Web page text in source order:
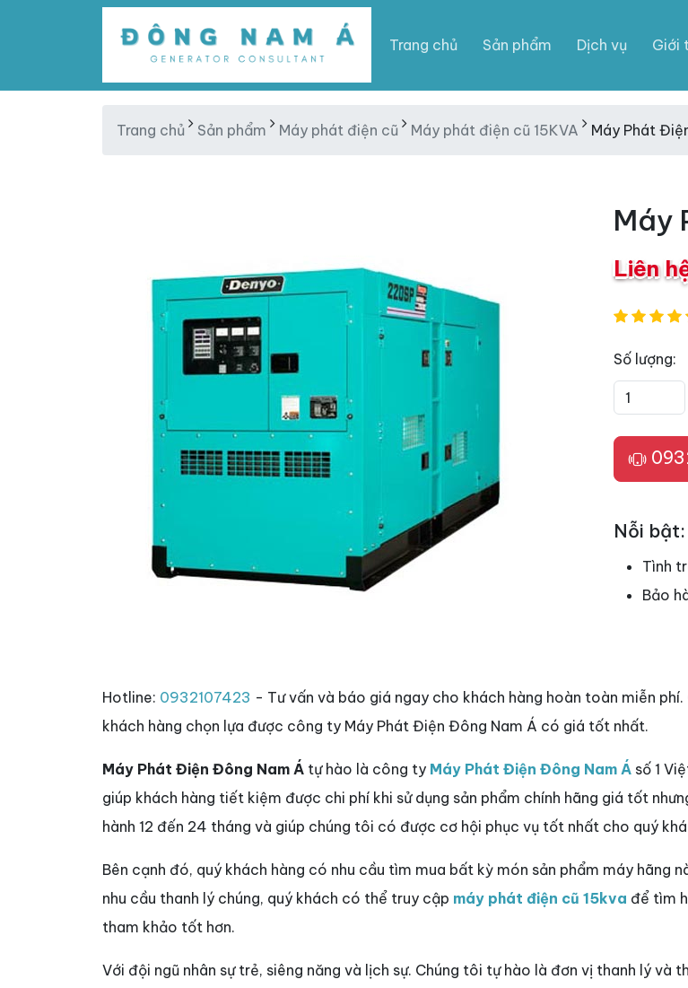
Trang chủ Sản phẩm Dịch vụ Giới
Trang chủ Sản phẩm Máy phát điện cũ Máy phát điện cũ 15KVA Máy Phát
Máy
Liên
Số lượng:
Nỗi bật:
Tình
Bảo
Hotline: 0932107423 - Tư vấn và báo giá ngay cho khách hàng hoàn toàn miễn phí.
khách hàng chọn lựa được công ty Máy Phát Điện Đông Nam Á có giá tốt nhất.
Máy Phát Điện Đông Nam Á tự hào là công ty Máy Phát Điện Đông Nam Á số 1
giúp khách hàng tiết kiệm được chi phí khi sử dụng sản phẩm chính hãng giá tốt
hành 12 đến 24 tháng và giúp chúng tôi có được cơ hội phục vụ tốt nhất cho quý
Bên cạnh đó, quý khách hàng có nhu cầu tìm mua bất kỳ món sản phẩm máy hãng
nhu cầu thanh lý chúng, quý khách có thể truy cập máy phát điện cũ 15kva để tìm
tham khảo tốt hơn.
Với đội ngũ nhân sự trẻ, siêng năng và lịch sự. Chúng tôi tự hào là đơn vị thanh lý và